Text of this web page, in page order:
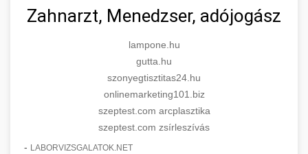
Zahnarzt, Menedzser, adójogász
lampone.hu
gutta.hu
szonyegtisztitas24.hu
onlinemarketing101.biz
szeptest.com arcplasztika
szeptest.com zsírleszívás
- LABORVIZSGALATOK.NET